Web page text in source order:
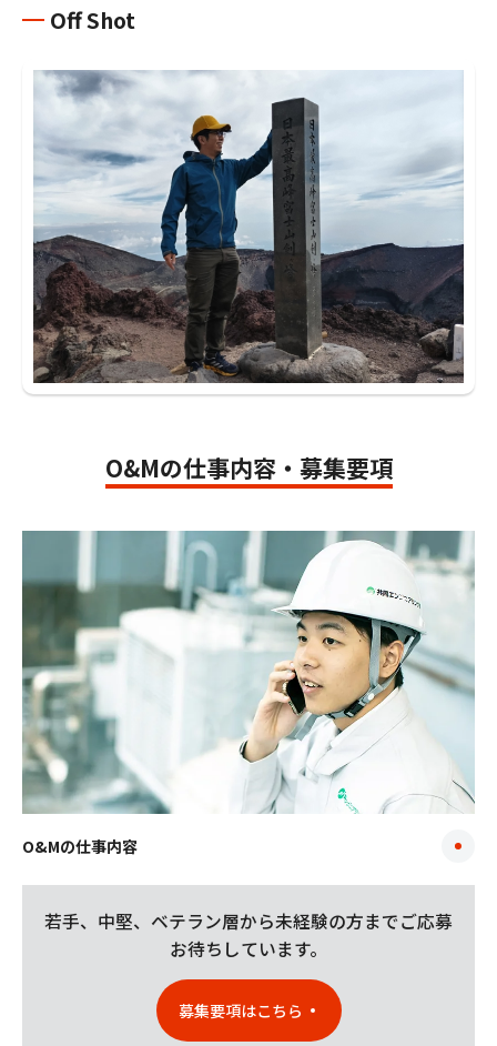
Off Shot
O&Mの仕事内容・募集要項
O&Mの仕事内容
若手、中堅、ベテラン層から未経験の方までご応募
お待ちしています。
募集要項はこちら